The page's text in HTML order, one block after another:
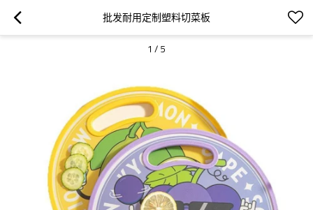
批发耐用定制塑料切菜板
1 / 5